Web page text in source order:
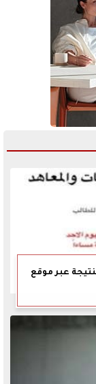
عبر موقع